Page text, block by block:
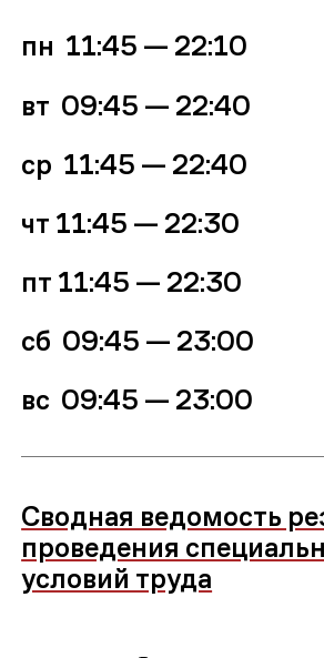
пн 11:45 — 22:10
вт 09:45 —22:40
ср 11:45 — 22:40
чт 11:45 — 22:30
пт 11:45 — 22:30
сб 09:45 — 23:00
вс 09:45 — 23:00
Сводная ведомость
проведения
условий труда